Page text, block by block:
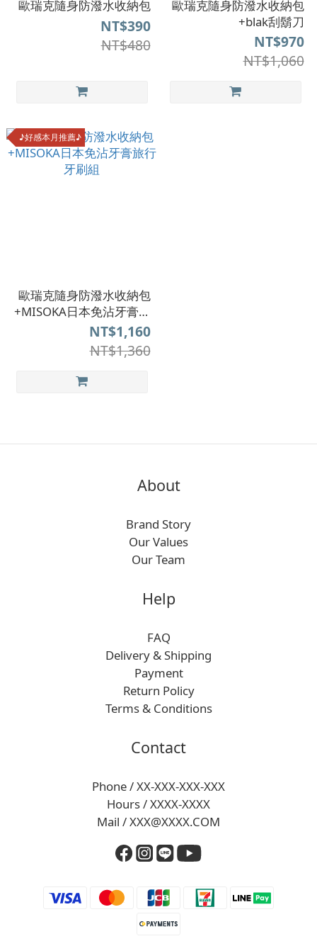
歐瑞克隨身防潑水收納包
NT$390
NT$480
歐瑞克隨身防潑水收納包
+blak刮鬍刀
NT$970
NT$1,060
♪好感本月推薦♪
歐瑞克隨身防潑水收納包
+MISOKA日本免沾牙膏旅
行牙刷組
NT$1,160
NT$1,360
About
Brand Story
Our Values
Our Team
Help
FAQ
Delivery & Shipping
Payment
Return Policy
Terms & Conditions
Contact
Phone / XX-XXX-XXX-XXX
Hours / XXXX-XXXX
Mail / XXX@XXXX.COM